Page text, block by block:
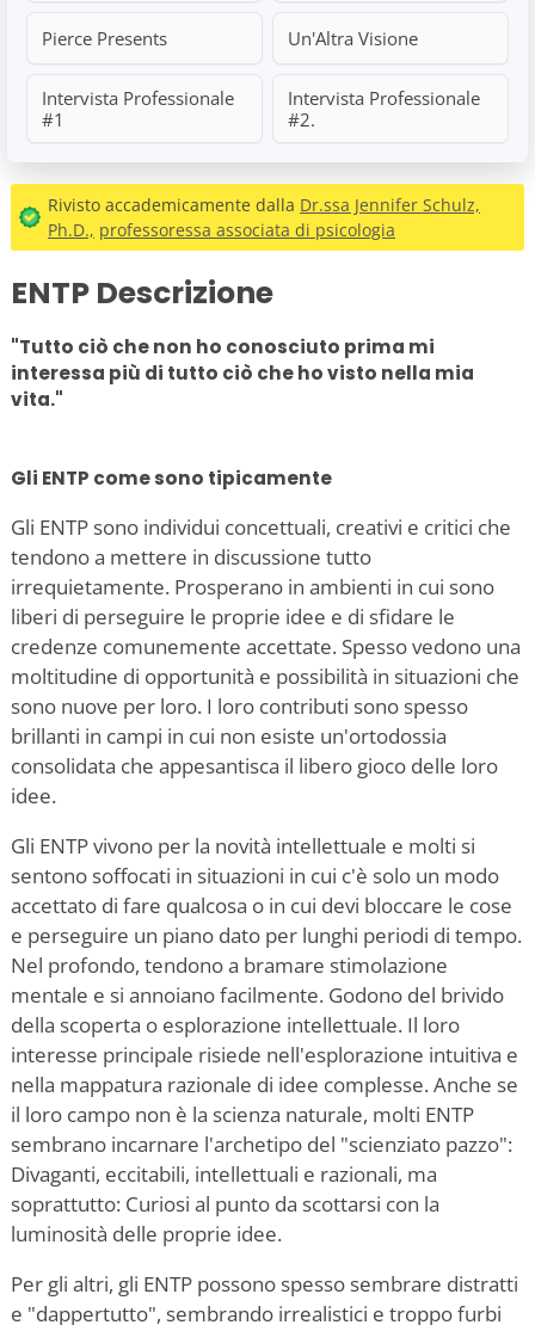
Pierce Presents Un'Altra Visione
Intervista Professionale
#1
Intervista Professionale
#2.
Rivisto accademicamente dalla Dr.ssa Jennifer Schulz,
Ph.D., professoressa associata di psicologia
ENTP Descrizione
"Tutto ciò che non ho conosciuto prima mi
interessa più di tutto ciò che ho visto nella mia
vita."
Gli ENTP come sono tipicamente
Gli ENTP sono individui concettuali, creativi e critici che
tendono a mettere in discussione tutto
irrequietamente. Prosperano in ambienti in cui sono
liberi di perseguire le proprie idee e di sfidare le
credenze comunemente accettate. Spesso vedono una
moltitudine di opportunità e possibilità in situazioni che
sono nuove per loro. I loro contributi sono spesso
brillanti in campi in cui non esiste un'ortodossia
consolidata che appesantisca il libero gioco delle loro
idee.
Gli ENTP vivono per la novità intellettuale e molti si
sentono soffocati in situazioni in cui c'è solo un modo
accettato di fare qualcosa o in cui devi bloccare le cose
e perseguire un piano dato per lunghi periodi di tempo.
Nel profondo, tendono a bramare stimolazione
mentale e si annoiano facilmente. Godono del brivido
della scoperta o esplorazione intellettuale. Il loro
interesse principale risiede nell'esplorazione intuitiva e
nella mappatura razionale di idee complesse. Anche se
il loro campo non è la scienza naturale, molti ENTP
sembrano incarnare l'archetipo del "scienziato pazzo":
Divaganti, eccitabili, intellettuali e razionali, ma
soprattutto: Curiosi al punto da scottarsi con la
luminosità delle proprie idee.
Per gli altri, gli ENTP possono spesso sembrare distratti
e "dappertutto", sembrando irrealistici e troppo furbi